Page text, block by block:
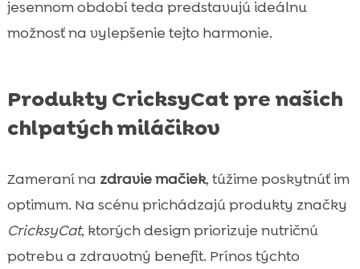
jesennom období teda predstavujú ideálnu
možnosť na vylepšenie tejto harmonie.
Produkty CricksyCat pre našich
chlpatých miláčikov
Zameraní na zdravie mačiek, túžime poskytnúť im
optimum. Na scénu prichádzajú produkty značky
CricksyCat, ktorých design priorizuje nutričnú
potrebu a zdravotný benefit. Prínos týchto